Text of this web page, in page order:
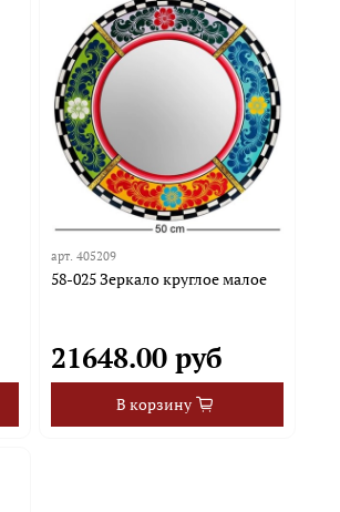
арт.405209
58-025 Зеркало круглое малое
21648.00 руб
В корзину